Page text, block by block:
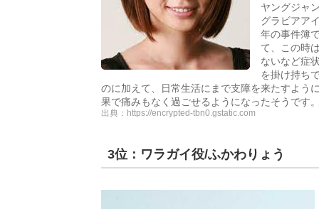
ヤングジャ
グラビアア
年の事件簿
て、この時
ないなど症
を掛け持ち
のに加えて、日常生活にまで支障を来たすよう
果で痛みもなく過ごせるようになったそうです。
出典： https://encrypted-tbn0.gstatic.com
3位：ワラガイ役/ふかわりょう